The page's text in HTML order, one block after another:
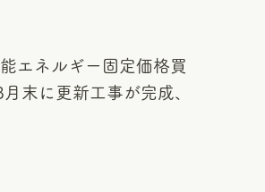
エネルギー固定価格買
末に更新工事が完成、